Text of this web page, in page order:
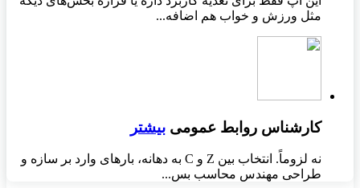
مثل ورزش و خواب هم اضافه...
کارشناس روابط عمومی بیشتر
نه لزوماً. انتخاب بین Z و C به دهانه، بارهای وارد بر سازه و
طراحی مهندس محاسب بس...